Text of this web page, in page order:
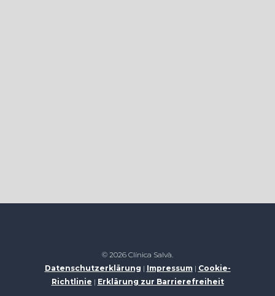
© 2026 Clínica Salvà.
Datenschutzerklärung | Impressum | Cookie-
Richtlinie | Erklärung zur Barrierefreiheit